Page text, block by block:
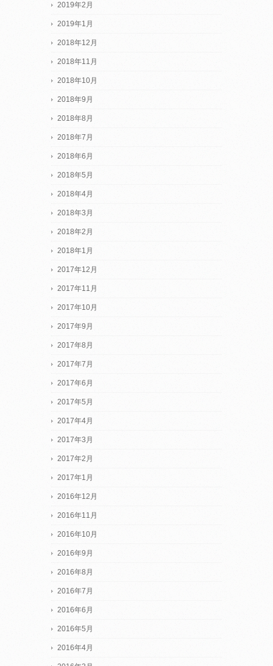
2019年2月
2019年1月
2018年12月
2018年11月
2018年10月
2018年9月
2018年8月
2018年7月
2018年6月
2018年5月
2018年4月
2018年3月
2018年2月
2018年1月
2017年12月
2017年11月
2017年10月
2017年9月
2017年8月
2017年7月
2017年6月
2017年5月
2017年4月
2017年3月
2017年2月
2017年1月
2016年12月
2016年11月
2016年10月
2016年9月
2016年8月
2016年7月
2016年6月
2016年5月
2016年4月